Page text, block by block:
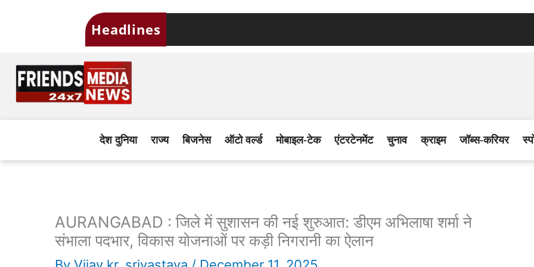
Headlines
देश दुनिया राज्य बिजनेस ऑटो वर्ल्ड मोबाइल-टेक एंटरटेनमेंट चुनाव क्राइम जॉब्स-करियर
AURANGABAD : जिले में सुशासन की नई शुरुआत: डीएम अभिलाषा शर्मा ने
संभाला पदभार, विकास योजनाओं पर कड़ी निगरानी का ऐलान